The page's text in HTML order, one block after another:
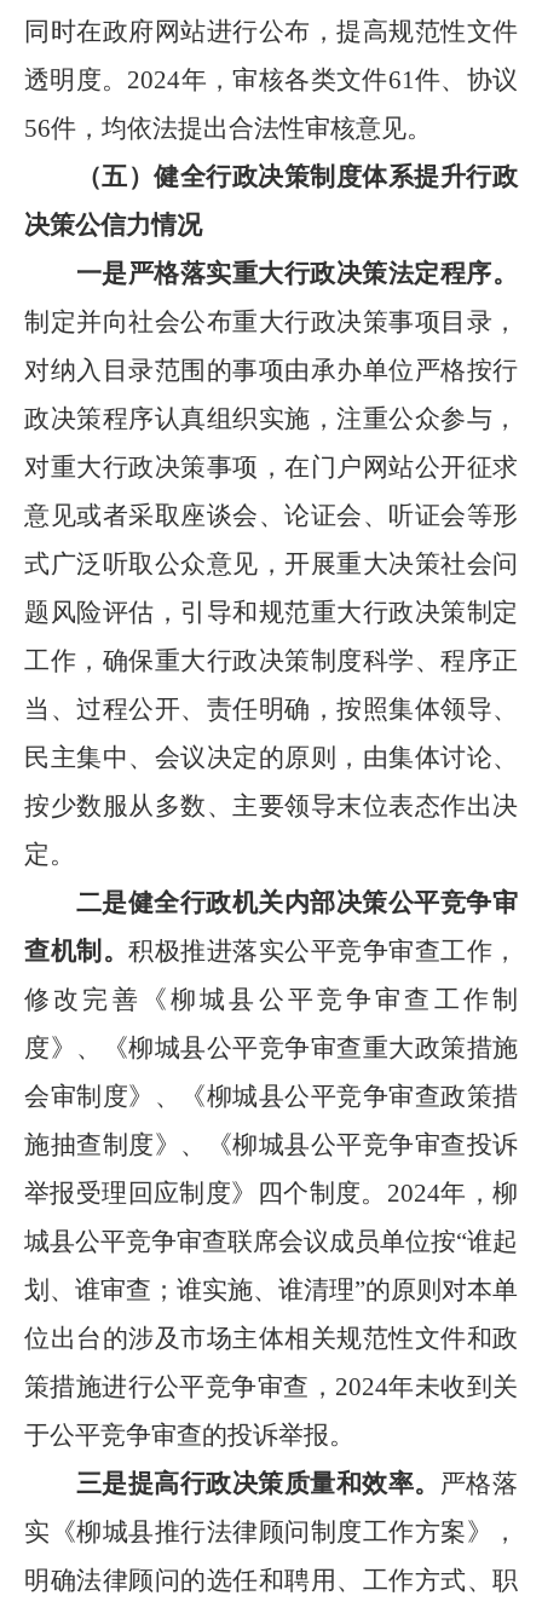
同时在政府网站进行公布，提高规范性文件
透明度。 2024年，审核各类文件61件、协议
56件，均依法提出合法性审核意见。
（五）健全行政决策制度体系提升行政
决策公信力情况
一是严格落实重大行政决策法定程序。
制定并向社会公布重大行政决策事项目录，
对纳入目录范围的事项由承办单位严格按行
政决策程序认真组织实施，注重公众参与，
对重大行政决策事项，在门户网站公开征求
意见或者采取座谈会、论证会、听证会等形
式广泛听取公众意见，开展重大决策社会问
题风险评估，引导和规范重大行政决策制定
工作，确保重大行政决策制度科学、程序正
当、过程公开、责任明确，按照集体领导、
民主集中、会议决定的原则，由集体讨论、
按少数服从多数、主要领导末位表态作出决
定。
二是健全行政机关内部决策公平竞争审
查机制。 积极推进落实公平竞争审查工作，
修改完善《柳城县公平竞争审查工作制
度》、《柳城县公平竞争审查重大政策措施
会审制度》、《柳城县公平竞争审查政策措
施抽查制度》、《柳城县公平竞争审查投诉
举报受理回应制度》四个制度。 2024年，柳
城县公平竞争审查联席会议成员单位按“谁起
划、谁审查；谁实施、谁清理”的原则对本单
位出台的涉及市场主体相关规范性文件和政
策措施进行公平竞争审查， 2024年未收到关
于公平竞争审查的投诉举报。
三是提高行政决策质量和效率。 严格落
实《柳城县推行法律顾问制度工作方案》，
明确法律顾问的选任和聘用、工作方式、职